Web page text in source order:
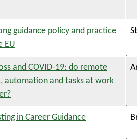
guidance policy and practice
EU
and COVID-19: do remote
automation and tasks at work
in Career Guidance